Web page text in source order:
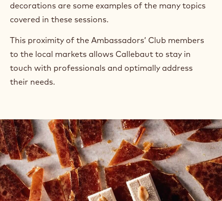
decorations are some examples of the many topics
covered in these sessions.
This proximity of the Ambassadors’ Club members
to the local markets allows Callebaut to stay in
touch with professionals and optimally address
their needs.